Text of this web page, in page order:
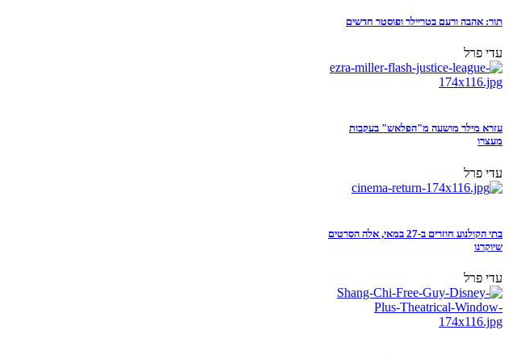
תור: אהבה ורעם בטריילר ופוסטר חדשים
עדי פרל
עזרא מילר מושעה מ"הפלאש" בעקבות
מעצרו
עדי פרל
בתי הקולנוע חוזרים ב-27 במאי, אלה הסרטים
שיוקרנו
עדי פרל